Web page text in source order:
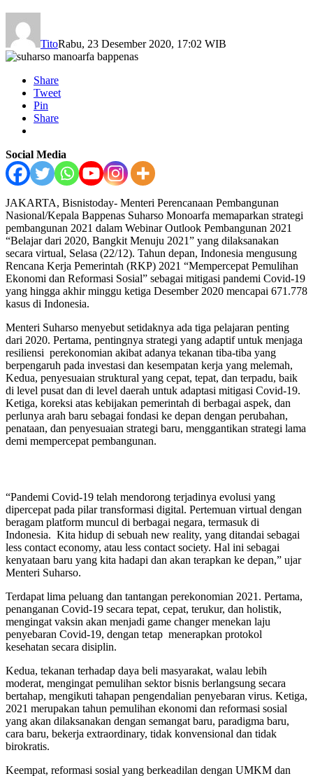
TitoRabu, 23 Desember 2020, 17:02 WIB
Share
Tweet
Pin
Share
Social Media
JAKARTA, Bisnistoday- Menteri Perencanaan Pembangunan
Nasional/Kepala Bappenas Suharso Monoarfa memaparkan strategi
pembangunan 2021 dalam Webinar Outlook Pembangunan 2021
“Belajar dari 2020, Bangkit Menuju 2021” yang dilaksanakan
secara virtual, Selasa (22/12). Tahun depan, Indonesia mengusung
Rencana Kerja Pemerintah (RKP) 2021 “Mempercepat Pemulihan
Ekonomi dan Reformasi Sosial” sebagai mitigasi pandemi Covid-19
yang hingga akhir minggu ketiga Desember 2020 mencapai 671.778
kasus di Indonesia.
Menteri Suharso menyebut setidaknya ada tiga pelajaran penting
dari 2020. Pertama, pentingnya strategi yang adaptif untuk menjaga
resiliensi perekonomian akibat adanya tekanan tiba-tiba yang
berpengaruh pada investasi dan kesempatan kerja yang melemah,
Kedua, penyesuaian struktural yang cepat, tepat, dan terpadu, baik
di level pusat dan di level daerah untuk adaptasi mitigasi Covid-19.
Ketiga, koreksi atas kebijakan pemerintah di berbagai aspek, dan
perlunya arah baru sebagai fondasi ke depan dengan perubahan,
penataan, dan penyesuaian strategi baru, menggantikan strategi lama
demi mempercepat pembangunan.
“Pandemi Covid-19 telah mendorong terjadinya evolusi yang
dipercepat pada pilar transformasi digital. Pertemuan virtual dengan
beragam platform muncul di berbagai negara, termasuk di
Indonesia. Kita hidup di sebuah new reality, yang ditandai sebagai
less contact economy, atau less contact society. Hal ini sebagai
kenyataan baru yang kita hadapi dan akan terapkan ke depan,” ujar
Menteri Suharso.
Terdapat lima peluang dan tantangan perekonomian 2021. Pertama,
penanganan Covid-19 secara tepat, cepat, terukur, dan holistik,
mengingat vaksin akan menjadi game changer menekan laju
penyebaran Covid-19, dengan tetap menerapkan protokol
kesehatan secara disiplin.
Kedua, tekanan terhadap daya beli masyarakat, walau lebih
moderat, mengingat pemulihan sektor bisnis berlangsung secara
bertahap, mengikuti tahapan pengendalian penyebaran virus. Ketiga,
2021 merupakan tahun pemulihan ekonomi dan reformasi sosial
yang akan dilaksanakan dengan semangat baru, paradigma baru,
cara baru, bekerja extraordinary, tidak konvensional dan tidak
birokratis.
Keempat, reformasi sosial yang berkeadilan dengan UMKM dan